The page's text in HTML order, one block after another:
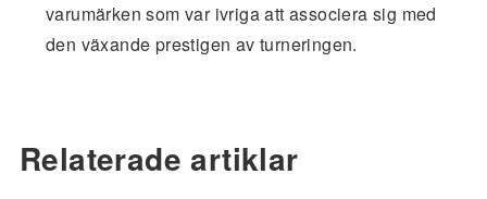
varumärken som var ivriga att associera sig med
den växande prestigen av turneringen.
Relaterade artiklar